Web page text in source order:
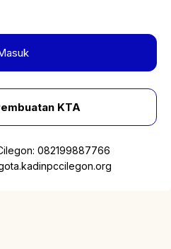
KTA
082199887766